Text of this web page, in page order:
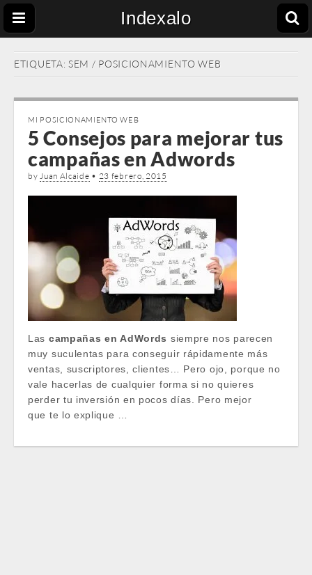
Indexalo
ETIQUETA: SEM / POSICIONAMIENTO WEB
MI POSICIONAMIENTO WEB
5 Consejos para mejorar tus
campañas en Adwords
byJuan Alcaide • 23 febrero, 2015
Las campañas en AdWords siempre nos parecen
muy suculentas para conseguir rápidamente más
ventas, suscriptores, clientes… Pero ojo, porque no
vale hacerlas de cualquier forma si no quieres
perder tu inversión en pocos días. Pero mejor
que te lo explique …